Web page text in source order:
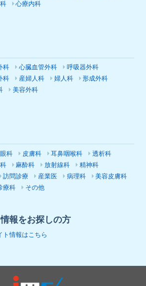
心療内科
科 心臓血管外科
呼吸器外科
科 産婦人科 婦人科
形成外科
美容外科
眼科 皮膚科 耳鼻咽喉科
透析科
麻酔科 放射線科
精神科
訪問診療 産業医 病理科
美容皮膚科
療科 その他
報をお探しの方
ト情報はこちら